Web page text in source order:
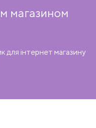
магазином
для інтернет магазину